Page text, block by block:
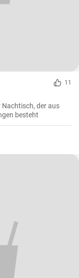
11
Nachtisch, der aus
besteht